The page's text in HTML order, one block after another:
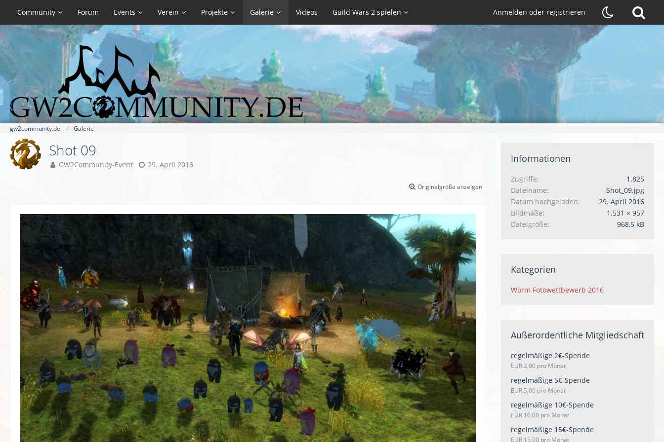
Community Forum Events Verein Projekte Galerie Videos Guild Wars 2 spielen Anmelden oder registrieren
gw2community.de Galerie
Shot 09
GW2Community-Event 29. April 2016
Originalgröße anzeigen
Informationen
Zugriffe
1.825
Dateiname
Shot_09.jpg
Datum hochgeladen
29. April 2016
Bildmaße
1.531 × 957
Dateigröße
968,5 kB
Kategorien
Wörm Fotowettbewerb 2016
Außerordentliche Mitgliedschaft
regelmäßige 2€-Spende
EUR 2,00 pro Monat
regelmäßige 5€-Spende
EUR 5,00 pro Monat
regelmäßige 10€-Spende
EUR 10,00 pro Monat
regelmäßige 15€-Spende
EUR 15,00 pro Monat